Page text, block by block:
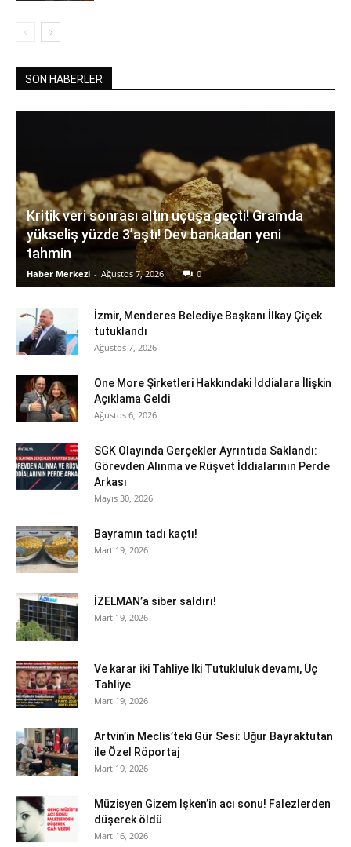
SON HABERLER
Kritik veri sonrası altın uçuşa geçti! Gramda
yükseliş yüzde 3’aştı! Dev bankadan yeni
tahmin
Haber Merkezi - Ağustos 7, 2026 0
İzmir, Menderes Belediye Başkanı İlkay Çiçek
tutuklandı
Ağustos 7, 2026
One More Şirketleri Hakkındaki İddialara İlişkin
Açıklama Geldi
Ağustos 6, 2026
SGK Olayında Gerçekler Ayrıntıda Saklandı:
Görevden Alınma ve Rüşvet İddialarının Perde
Arkası
Mayıs 30, 2026
Bayramın tadı kaçtı!
Mart 19, 2026
İZELMAN’a siber saldırı!
Mart 19, 2026
Ve karar iki Tahliye İki Tutukluluk devamı, Üç
Tahliye
Mart 19, 2026
Artvin’in Meclis’teki Gür Sesi: Uğur Bayraktutan
ile Özel Röportaj
Mart 19, 2026
Müzisyen Gizem İşken’in acı sonu! Falezlerden
düşerek öldü
Mart 16, 2026